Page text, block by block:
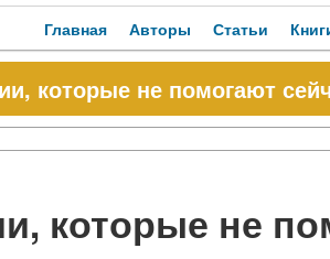
Главная Авторы Статьи
которые не помогают
которые не